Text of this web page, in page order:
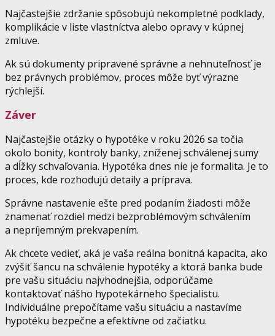
Najčastejšie zdržanie spôsobujú nekompletné podklady,
komplikácie v liste vlastníctva alebo opravy v kúpnej
zmluve.
Ak sú dokumenty pripravené správne a nehnuteľnosť je
bez právnych problémov, proces môže byť výrazne
rýchlejší.
Záver
Najčastejšie otázky o hypotéke v roku 2026 sa točia
okolo bonity, kontroly banky, zníženej schválenej sumy
a dĺžky schvaľovania. Hypotéka dnes nie je formalita. Je to
proces, kde rozhodujú detaily a príprava.
Správne nastavenie ešte pred podaním žiadosti môže
znamenať rozdiel medzi bezproblémovým schválením
a nepríjemným prekvapením.
Ak chcete vedieť, aká je vaša reálna bonitná kapacita, ako
zvýšiť šancu na schválenie hypotéky a ktorá banka bude
pre vašu situáciu najvhodnejšia, odporúčame
kontaktovať nášho hypotekárneho špecialistu.
Individuálne prepočítame vašu situáciu a nastavíme
hypotéku bezpečne a efektívne od začiatku.